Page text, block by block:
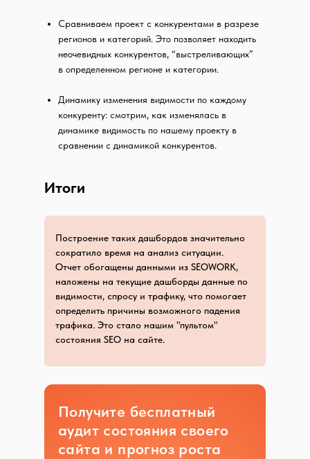
Сравниваем проект с конкурентами в разрезе
регионов и категорий. Это позволяет находить
неочевидных конкурентов, “выстреливающих”
в определенном регионе и категории.
Динамику изменения видимости по каждому
конкуренту: смотрим, как изменялась в
динамике видимость по нашему проекту в
сравнении с динамикой конкурентов.
Итоги
Построение таких дашбордов значительно
сократило время на анализ ситуации.
Отчет обогащены данными из SEOWORK,
наложены на текущие дашборды данные по
видимости, спросу и трафику, что помогает
определить причины возможного падения
трафика. Это стало нашим "пультом"
состояния SEO на сайте.
Получите бесплатный
аудит состояния своего
сайта и прогноз роста